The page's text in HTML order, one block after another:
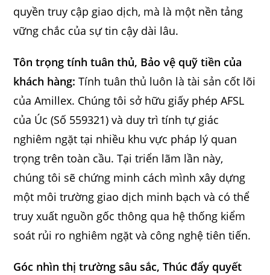
quyền truy cập giao dịch, mà là một nền tảng
vững chắc của sự tin cậy dài lâu.
Tôn trọng tính tuân thủ, Bảo vệ quỹ tiền của
khách hàng: Tính tuân thủ luôn là tài sản cốt lõi
của Amillex. Chúng tôi sở hữu giấy phép AFSL
của Úc (Số 559321) và duy trì tính tự giác
nghiêm ngặt tại nhiều khu vực pháp lý quan
trọng trên toàn cầu. Tại triển lãm lần này,
chúng tôi sẽ chứng minh cách mình xây dựng
một môi trường giao dịch minh bạch và có thể
truy xuất nguồn gốc thông qua hệ thống kiểm
soát rủi ro nghiêm ngặt và công nghệ tiên tiến.
Góc nhìn thị trường sâu sắc, Thúc đẩy quyết